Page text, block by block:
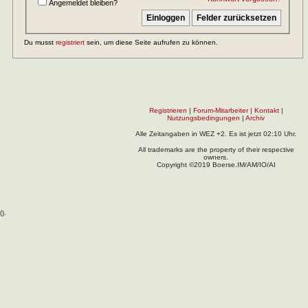
Angemeldet bleiben?
Du musst registriert sein, um diese Seite aufrufen zu können.
Registrieren | Forum-Mitarbeiter| Kontakt|
Nutzungsbedingungen | Archiv
Alle Zeitangaben in WEZ +2. Es ist jetzt 02:10 Uhr.
All trademarks are the property of their respective
owners.
Copyright ©2019 Boerse.IM/AM/IO/AI
().